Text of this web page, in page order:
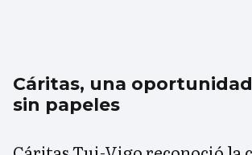
Cáritas, una
sin papeles